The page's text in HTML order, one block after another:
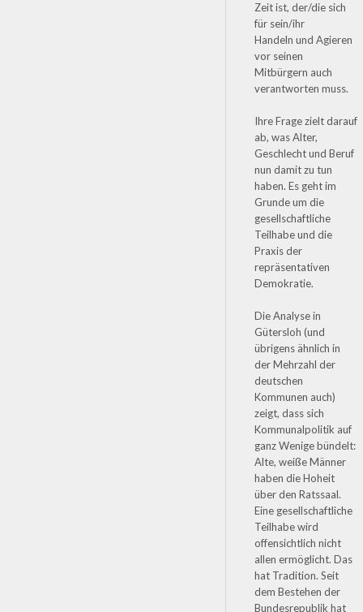
Zeit ist, der/die sich
für sein/ihr
Handeln und Agieren
vor seinen
Mitbürgern auch
verantworten muss.
Ihre Frage zielt darauf
ab, was Alter,
Geschlecht und Beruf
nun damit zu tun
haben. Es geht im
Grunde um die
gesellschaftliche
Teilhabe und die
Praxis der
repräsentativen
Demokratie.
Die Analyse in
Gütersloh (und
übrigens ähnlich in
der Mehrzahl der
deutschen
Kommunen auch)
zeigt, dass sich
Kommunalpolitik auf
ganz Wenige bündelt:
Alte, weiße Männer
haben die Hoheit
über den Ratssaal.
Eine gesellschaftliche
Teilhabe wird
offensichtlich nicht
allen ermöglicht. Das
hat Tradition. Seit
dem Bestehen der
Bundesrepublik hat